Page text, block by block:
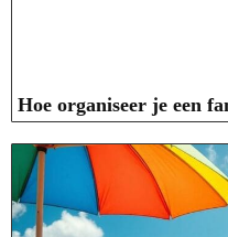
Hoe organiseer je een